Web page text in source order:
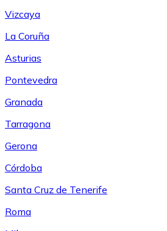
Vizcaya
La Coruña
Asturias
Pontevedra
Granada
Tarragona
Gerona
Córdoba
Santa Cruz de Tenerife
Roma